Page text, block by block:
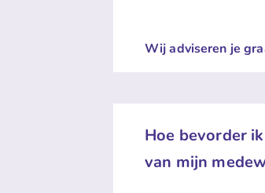
Wij adviseren je
Hoe bevorder
van mijn